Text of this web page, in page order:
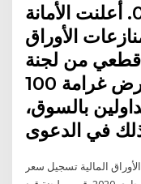
أخبار 24 02/12/2020. أعلنت الأمانة
الأوراق
قطعي من لجنة
الفصل في المنازعات بفرض غرامة 100
بالسوق،
في الدعوى
المالية تسجيل سعر